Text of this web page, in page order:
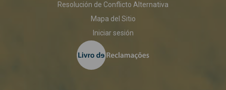
Resolución de Conflicto Alternativa
Mapa del Sitio
Iniciar sesión